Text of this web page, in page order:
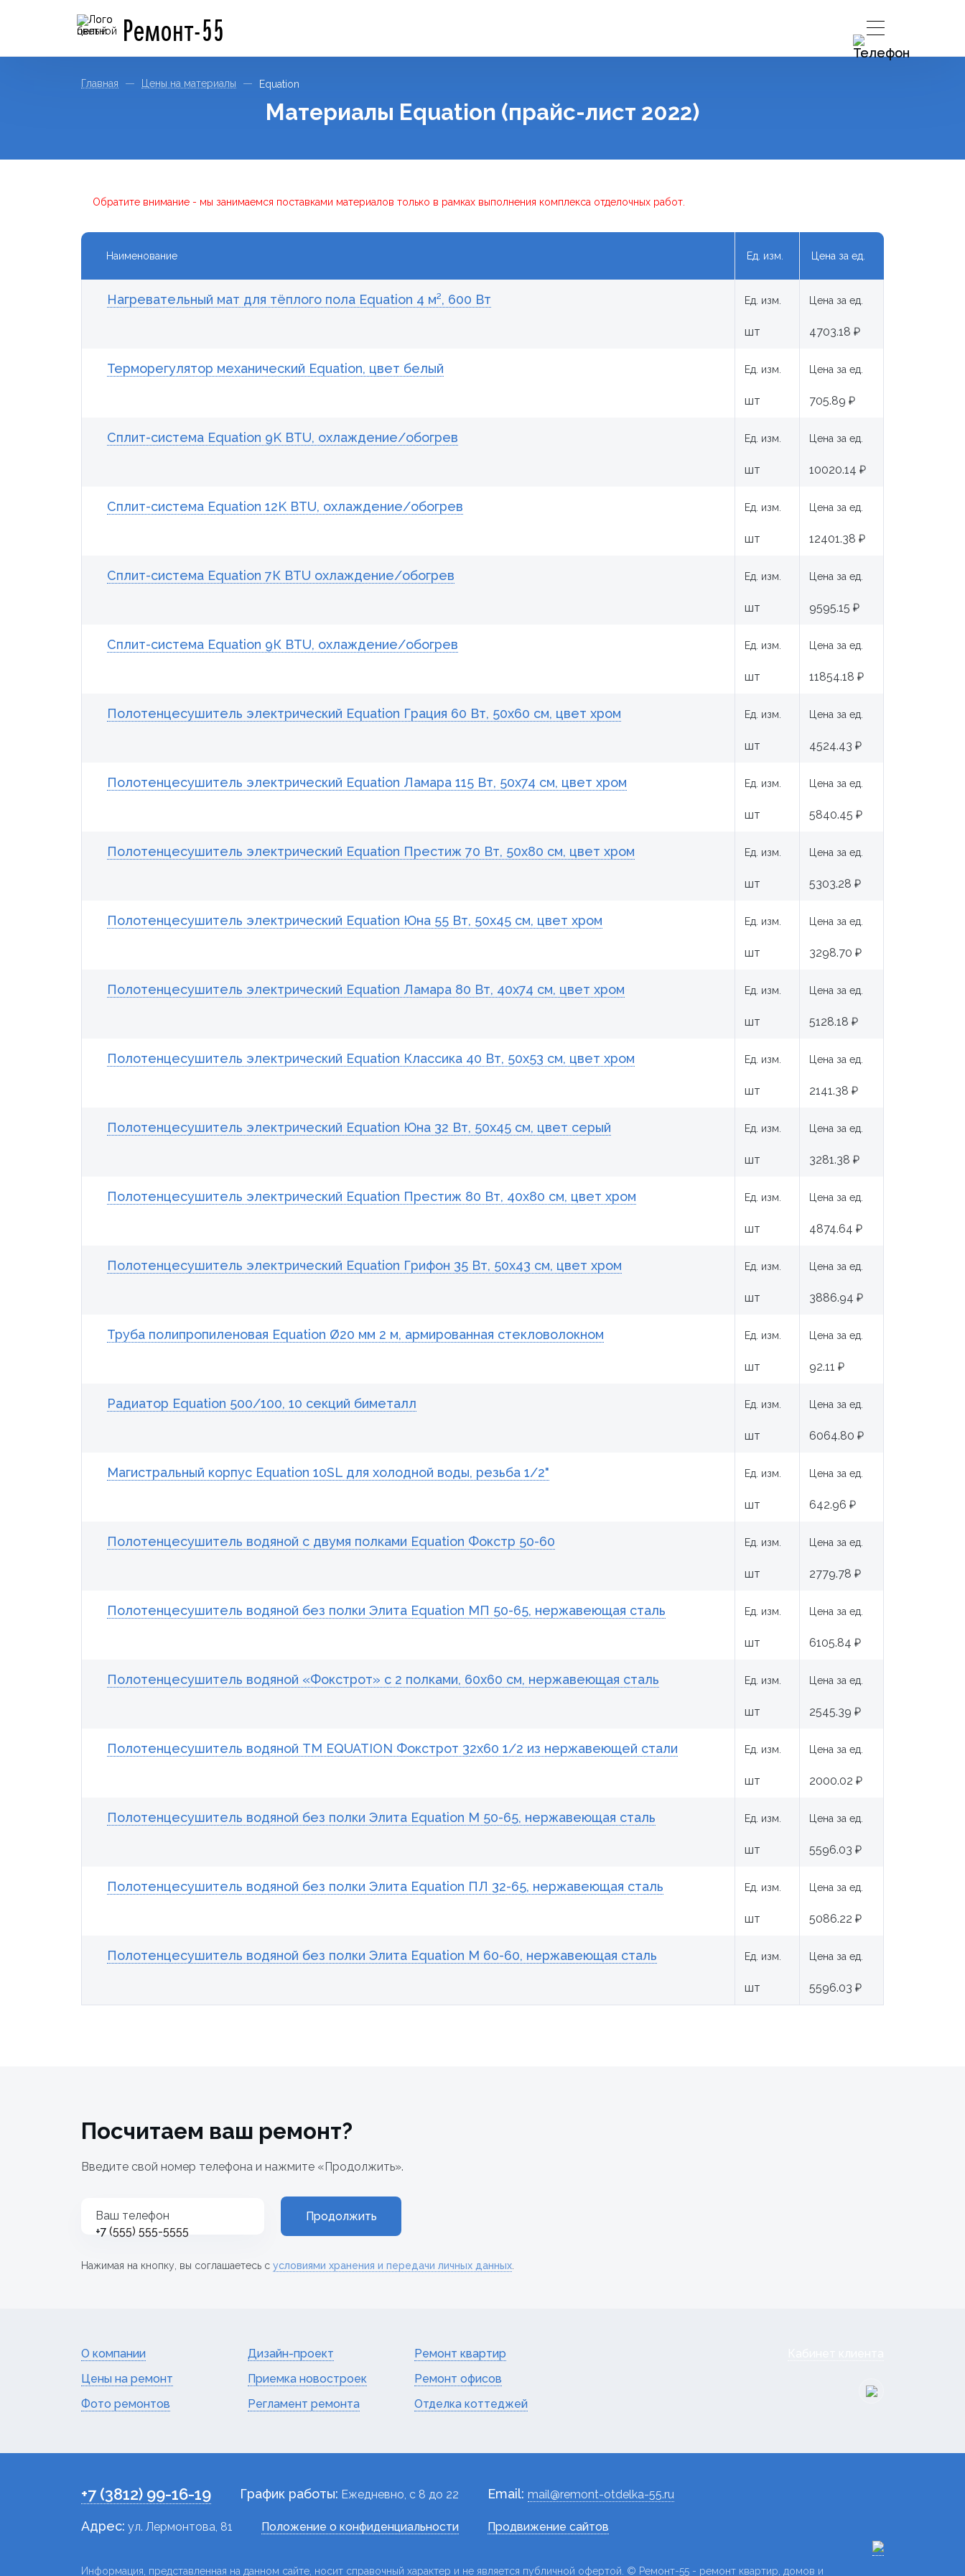
Ремонт-55
Главная Цены на материалы Equation
Материалы Equation (прайс-лист 2022)
Обратите внимание - мы занимаемся поставками материалов только в рамках выполнения комплекса отделочных работ.
Наименование Ед. изм. Цена за ед.
Нагревательный мат для тёплого пола Equation 4 м², 600 Вт Ед. изм.
шт
Цена за ед.
4703.18 ₽
Терморегулятор механический Equation, цвет белый Ед. изм.
шт
Цена за ед.
705.89 ₽
Сплит-система Equation 9K BTU, охлаждение/обогрев Ед. изм.
шт
Цена за ед.
10020.14 ₽
Сплит-система Equation 12K BTU, охлаждение/обогрев Ед. изм.
шт
Цена за ед.
12401.38 ₽
Сплит-система Equation 7К BTU охлаждение/обогрев Ед. изм.
шт
Цена за ед.
9595.15 ₽
Сплит-система Equation 9К BTU, охлаждение/обогрев Ед. изм.
шт
Цена за ед.
11854.18 ₽
Полотенцесушитель электрический Equation Грация 60 Вт, 50х60 см, цвет хром Ед. изм.
шт
Цена за ед.
4524.43 ₽
Полотенцесушитель электрический Equation Ламара 115 Вт, 50х74 см, цвет хром Ед. изм.
шт
Цена за ед.
5840.45 ₽
Полотенцесушитель электрический Equation Престиж 70 Вт, 50х80 см, цвет хром Ед. изм.
шт
Цена за ед.
5303.28 ₽
Полотенцесушитель электрический Equation Юна 55 Вт, 50х45 см, цвет хром Ед. изм.
шт
Цена за ед.
3298.70 ₽
Полотенцесушитель электрический Equation Ламара 80 Вт, 40х74 см, цвет хром Ед. изм.
шт
Цена за ед.
5128.18 ₽
Полотенцесушитель электрический Equation Классика 40 Вт, 50х53 см, цвет хром Ед. изм.
шт
Цена за ед.
2141.38 ₽
Полотенцесушитель электрический Equation Юна 32 Вт, 50х45 см, цвет серый Ед. изм.
шт
Цена за ед.
3281.38 ₽
Полотенцесушитель электрический Equation Престиж 80 Вт, 40х80 см, цвет хром Ед. изм.
шт
Цена за ед.
4874.64 ₽
Полотенцесушитель электрический Equation Грифон 35 Вт, 50х43 см, цвет хром Ед. изм.
шт
Цена за ед.
3886.94 ₽
Труба полипропиленовая Equation Ø20 мм 2 м, армированная стекловолокном Ед. изм.
шт
Цена за ед.
92.11 ₽
Радиатор Equation 500/100, 10 cекций биметалл Ед. изм.
шт
Цена за ед.
6064.80 ₽
Магистральный корпус Equation 10SL для холодной воды, резьба 1/2" Ед. изм.
шт
Цена за ед.
642.96 ₽
Полотенцесушитель водяной с двумя полками Equation Фокстр 50-60 Ед. изм.
шт
Цена за ед.
2779.78 ₽
Полотенцесушитель водяной без полки Элита Equation МП 50-65, нержавеющая сталь Ед. изм.
шт
Цена за ед.
6105.84 ₽
Полотенцесушитель водяной «Фокстрот» с 2 полками, 60х60 см, нержавеющая сталь Ед. изм.
шт
Цена за ед.
2545.39 ₽
Полотенцесушитель водяной ТМ EQUATION Фокстрот 32х60 1/2 из нержавеющей стали Ед. изм.
шт
Цена за ед.
2000.02 ₽
Полотенцесушитель водяной без полки Элита Equation М 50-65, нержавеющая сталь Ед. изм.
шт
Цена за ед.
5596.03 ₽
Полотенцесушитель водяной без полки Элита Equation ПЛ 32-65, нержавеющая сталь Ед. изм.
шт
Цена за ед.
5086.22 ₽
Полотенцесушитель водяной без полки Элита Equation М 60-60, нержавеющая сталь Ед. изм.
шт
Цена за ед.
5596.03 ₽
Посчитаем ваш ремонт?
Введите свой номер телефона и нажмите «Продолжить».
Ваш телефон
+7
Продолжить
Нажимая на кнопку, вы соглашаетесь с условиями хранения и передачи личных данных
О компании
Цены на ремонт
Фото ремонтов
Дизайн-проект
Приемка новостроек
Регламент ремонта
Ремонт квартир
Ремонт офисов
Отделка коттеджей
+7 (3812) 99-16-19 График работы: Ежедневно, c 8 до 22 Email: mail@remont-otdelka-55.ru
Адрес: ул. Лермонтова, 81 Положение о конфиденциальности Продвижение сайтов
Информация, представленная на данном сайте, носит справочный характер и не является публичной офертой. © Ремонт-55 - ремонт квартир, домов и